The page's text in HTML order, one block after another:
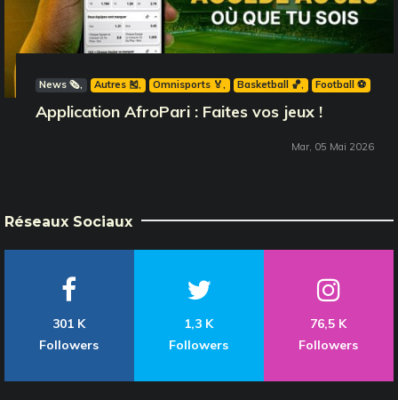
News 🗞️ Autres 🎽 Omnisports 🏅 Basketball 🏀 Football ⚽️
Application AfroPari : Faites vos jeux !
Mar, 05 Mai 2026
Réseaux Sociaux
301 K
Followers
1,3 K
Followers
76,5 K
Followers